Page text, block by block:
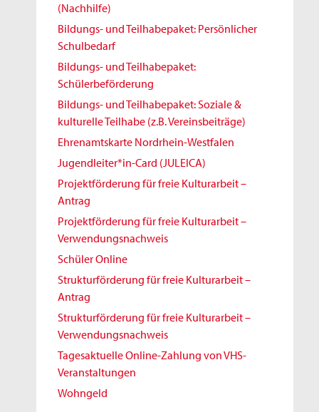
(Nachhilfe)
Bildungs- und Teilhabepaket: Persönlicher
Schulbedarf
Bildungs- und Teilhabepaket:
Schülerbeförderung
Bildungs- und Teilhabepaket: Soziale &
kulturelle Teilhabe (z.B. Vereinsbeiträge)
Ehrenamtskarte Nordrhein-Westfalen
Jugendleiter*in-Card (JULEICA)
Projektförderung für freie Kulturarbeit –
Antrag
Projektförderung für freie Kulturarbeit –
Verwendungsnachweis
Schüler Online
Strukturförderung für freie Kulturarbeit –
Antrag
Strukturförderung für freie Kulturarbeit –
Verwendungsnachweis
Tagesaktuelle Online-Zahlung von VHS-
Veranstaltungen
Wohngeld